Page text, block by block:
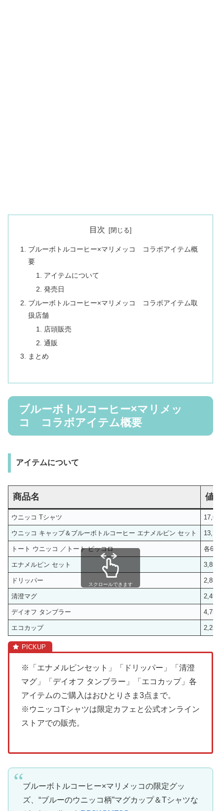
目次
ブルーボトルコーヒー×マリメッコ コラボアイテム概
要
アイテムについて
発売日
ブルーボトルコーヒー×マリメッコ コラボアイテム取
扱店舗
店頭販売
通販
まとめ
ブルーボトルコーヒー×マリメッ
コ コラボアイテム概要
アイテムについて
商品名 値
ウニッコ Tシャツ
ウニッコ キャップ＆ブルーボトルコーヒー エナメルピン セット
トート ウニッコ ／トート ピッコロ 各
エナメルピン セット 3,850
ドリッパー
清澄マグ
デイオフ タンブラー 4,752
エコカップ
スクロールできます
※「エナメルピンセット」「ドリッパー」「清澄
マグ」「デイオフ タンブラー」「エコカップ」各
アイテムのご購入はおひとりさま3点まで。
※ウニッコTシャツは限定カフェと公式オンライン
ストアでの販売。
ブルーボトルコーヒー×マリメッコの限定グッ
ズ、“ブルーのウニッコ柄”マグカップ＆Tシャツな